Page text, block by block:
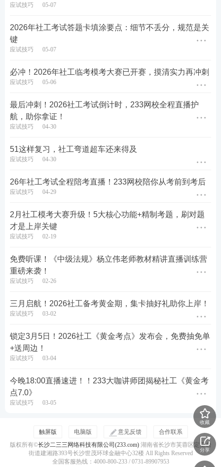
常见误区与易混考点精准筛选，针对性强、直击失分
点，能快速帮你避开陷阱、强化薄弱环节，高效提
分。
入拆解错误选项的命题陷阱，剖析考生易错成因，指
非所问等常见干扰项，掌握科学的答题技巧与避坑方
法，实现“做一道题、会一类题、通一个考点”的备考
应试技巧 05-07
2026年社工考试答题卡填涂要点：细节不丢分，规范是关
键
应试技巧 05-07
必冲！2026年社工临考模考大赛已开赛，摸清实力再冲刺
应试技巧 05-06
最后冲刺！2026社工考试倒计时，233网校全程直播护
航，助你拿证！
应试技巧 04-30
51这样复习，社工弯道超车还来得及
应试技巧 04-30
26年社工考试全程陪考直播！233网校陪你从考前到考后
应试技巧 04-29
2月社工模考大赛升级！5大核心功能+精制考题，刷对题
才是上岸关键
应试技巧 02-19
免费听课！《中级法规》杨立伟老师教材精讲直播训练营
重磅来袭！
应试技巧 02-26
三月启航！2026社工备考黄金期，集卡抽好礼助你上岸！
应试技巧 03-02
锁定3月5日！2026社工《黄金考点》发布会，免费抽免单
+送周边！
应试技巧 03-04
今晚18:00直播速进！！233大咖讲师团揭秘社工《黄金考
点7.0》
应试技巧 03-05
收藏
分享
触屏版 电脑版 意见反馈
合作联系
版权所有©长沙二三三网络科技有限公司(233.com)湖南省长沙市芙蓉区定王台
街道建湘路393号长沙世茂环球金融中心32楼 All Rights Reserved
全国客服热线：4000-800-233 / 0731-89907953